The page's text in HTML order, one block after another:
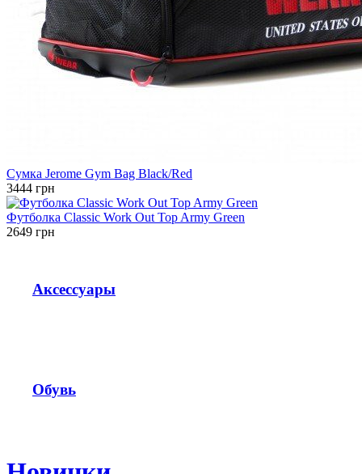
Сумка Jerome Gym Bag Black/Red
3444 грн
Футболка Classic Work Out Top Army Green
2649 грн
Аксессуары
Обувь